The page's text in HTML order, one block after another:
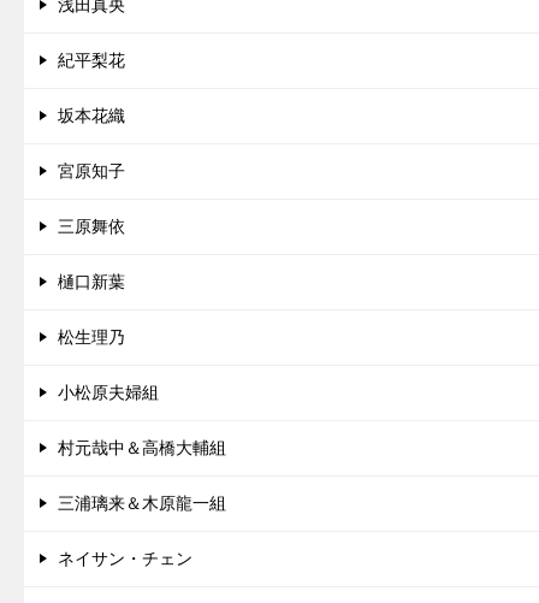
浅田真央
紀平梨花
坂本花織
宮原知子
三原舞依
樋口新葉
松生理乃
小松原夫婦組
村元哉中＆高橋大輔組
三浦璃来＆木原龍一組
ネイサン・チェン